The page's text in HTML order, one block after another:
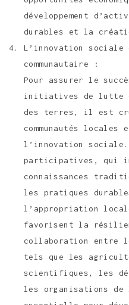
développement
durables et la
L’innovation
communautaire :
Pour assurer le
initiatives de lutte
des terres, il est
communautés
l’innovation sociale.
participatives, qui
connaissances
les pratiques
l’appropriation
favorisent la
collaboration entre
tels que les
scientifiques, les
les organisations